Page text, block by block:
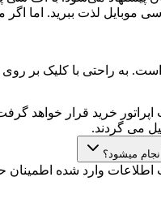
خرید قرار خواهد
می گردند.
وارد شده اطمینان